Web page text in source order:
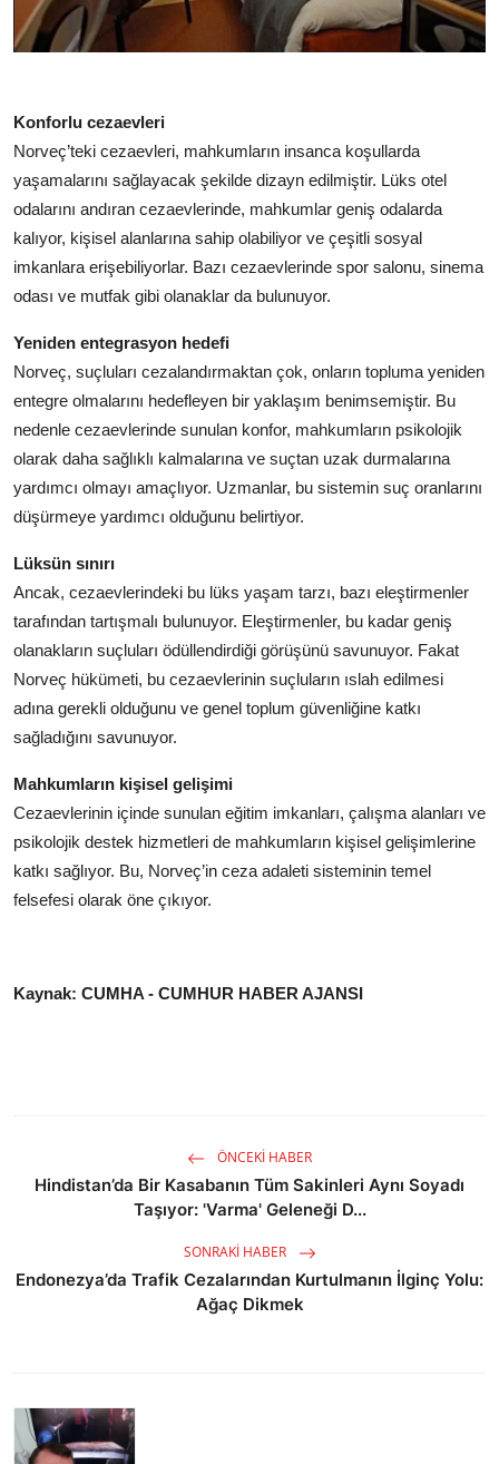
Konforlu cezaevleri
Norveç’teki cezaevleri, mahkumların insanca koşullarda
yaşamalarını sağlayacak şekilde dizayn edilmiştir. Lüks otel
odalarını andıran cezaevlerinde, mahkumlar geniş odalarda
kalıyor, kişisel alanlarına sahip olabiliyor ve çeşitli sosyal
imkanlara erişebiliyorlar. Bazı cezaevlerinde spor salonu, sinema
odası ve mutfak gibi olanaklar da bulunuyor.
Yeniden entegrasyon hedefi
Norveç, suçluları cezalandırmaktan çok, onların topluma yeniden
entegre olmalarını hedefleyen bir yaklaşım benimsemiştir. Bu
nedenle cezaevlerinde sunulan konfor, mahkumların psikolojik
olarak daha sağlıklı kalmalarına ve suçtan uzak durmalarına
yardımcı olmayı amaçlıyor. Uzmanlar, bu sistemin suç oranlarını
düşürmeye yardımcı olduğunu belirtiyor.
Lüksün sınırı
Ancak, cezaevlerindeki bu lüks yaşam tarzı, bazı eleştirmenler
tarafından tartışmalı bulunuyor. Eleştirmenler, bu kadar geniş
olanakların suçluları ödüllendirdiği görüşünü savunuyor. Fakat
Norveç hükümeti, bu cezaevlerinin suçluların ıslah edilmesi
adına gerekli olduğunu ve genel toplum güvenliğine katkı
sağladığını savunuyor.
Mahkumların kişisel gelişimi
Cezaevlerinin içinde sunulan eğitim imkanları, çalışma alanları ve
psikolojik destek hizmetleri de mahkumların kişisel gelişimlerine
katkı sağlıyor. Bu, Norveç’in ceza adaleti sisteminin temel
felsefesi olarak öne çıkıyor.
Kaynak: CUMHA - CUMHUR HABER AJANSI
ÖNCEKI HABER
Hindistan’da Bir Kasabanın Tüm Sakinleri Aynı Soyadı
Taşıyor: 'Varma' Geleneği D...
SONRAKI HABER
Endonezya’da Trafik Cezalarından Kurtulmanın İlginç Yolu:
Ağaç Dikmek